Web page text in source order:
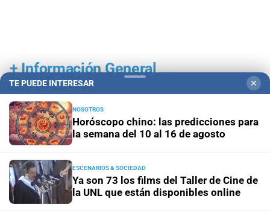
+Información General
TE PUEDE INTERESAR ✕
NOSOTROS
Horóscopo chino: las predicciones para
la semana del 10 al 16 de agosto
ESCENARIOS & SOCIEDAD
Ya son 73 los films del Taller de Cine de
la UNL que están disponibles online